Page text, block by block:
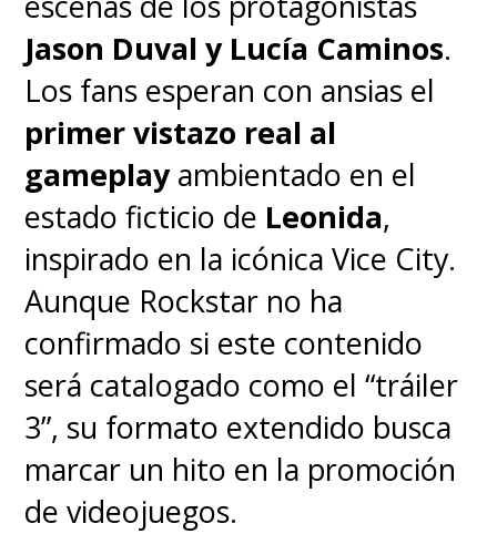
para el Gobierno Mundial,
manejando Baroque Works
desde las sombras.Mientras
queMiss All Sunday es
realmente Nico
Robin, la arqueóloga y futura
integrante de la tripulación
de los Sombrero de Paja
comienza acá.
Jason Duval y Lucía Caminos.
Los fans esperan con ansias el
primer vistazo real al
gameplayambientado en el
estado ficticio de Leonida,
inspirado en la icónica Vice City.
Aunque Rockstar no ha
confirmado si este contenido
será catalogado como el “tráiler
3”, su formato extendido busca
marcar un hito en la promoción
de videojuegos.